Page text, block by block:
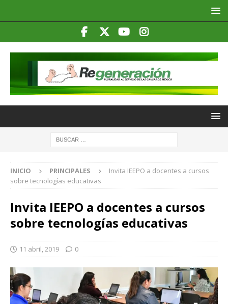
INICIO PRINCIPALES
Invita IEEPO a docentes a cursos
sobre tecnologías educativas
Invita IEEPO a docentes a cursos
sobre tecnologías educativas
11 abril, 2019 0